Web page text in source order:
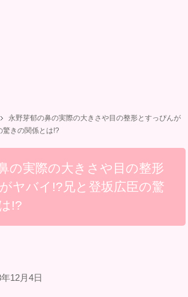
永野芽郁の鼻の実際の大きさや目の整形とすっぴんが
驚きの関係とは!?
の実際の大きさや目の整形
ヤバイ!?兄と登坂広臣の驚
!?
12月4日